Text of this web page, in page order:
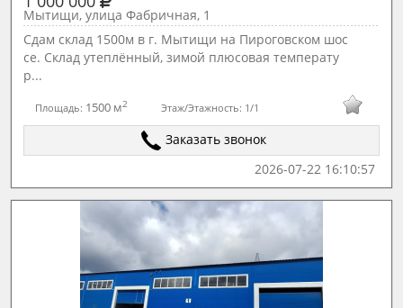
Мытищи, улица Фабричная, 1
Сдам склад 1500м в г. Мытищи на Пироговском шос
се. Склад утеплённый, зимой плюсовая температу
р...
Площадь: 1500 м2 Этаж/Этажность: 1/1
Заказать звонок
2026-07-22 16:10:57